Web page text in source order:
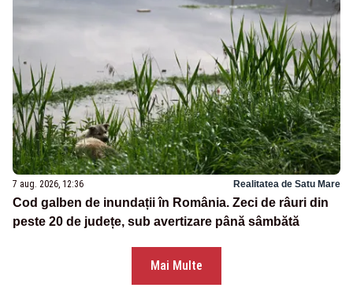
7 aug. 2026, 12:36 Realitatea de Satu Mare
Cod galben de inundații în România. Zeci de râuri din
peste 20 de județe, sub avertizare până sâmbătă
Mai Multe